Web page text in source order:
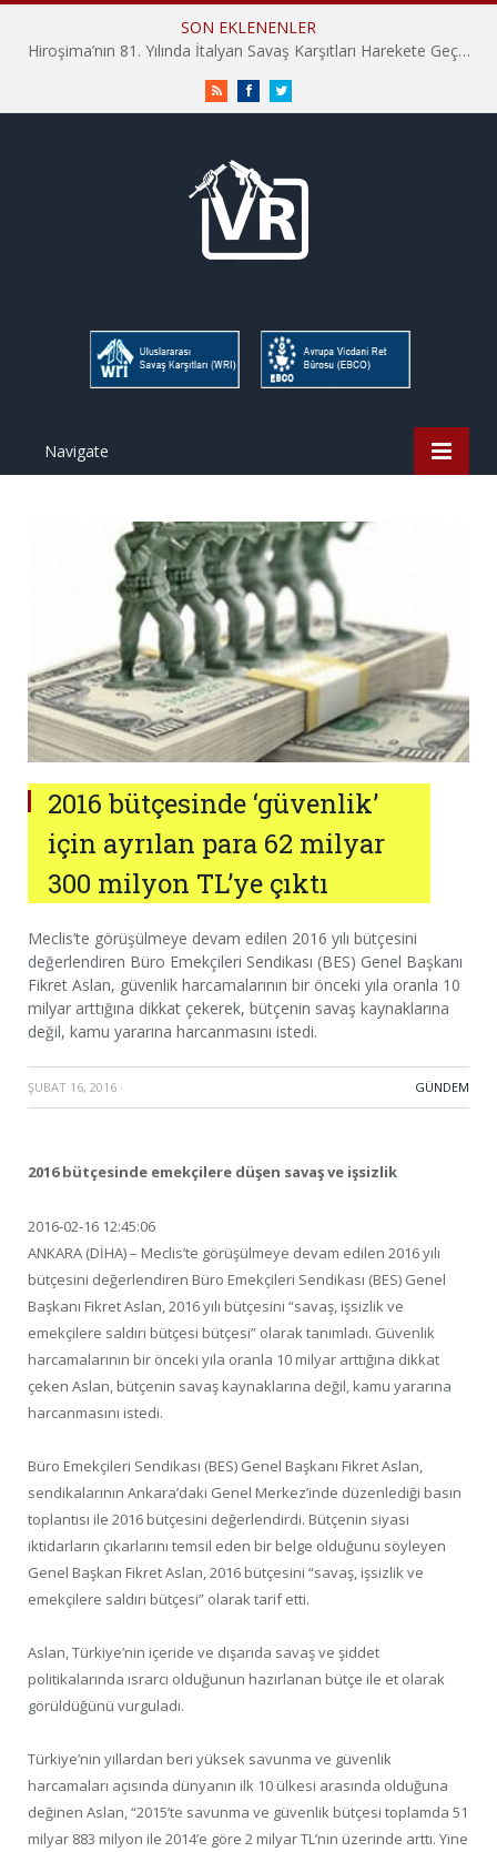
SON EKLENENLER
Hiroşima’nın 81. Yılında İtalyan Savaş Karşıtları Harekete Geçti: “Hatırlamak yeterli değil”
RSS FacebookTwitter
Navigate
2016 bütçesinde ‘güvenlik’
için ayrılan para 62 milyar
300 milyon TL’ye çıktı
Meclis’te görüşülmeye devam edilen 2016 yılı bütçesini
değerlendiren Büro Emekçileri Sendikası (BES) Genel Başkanı
Fikret Aslan, güvenlik harcamalarının bir önceki yıla oranla 10
milyar arttığına dikkat çekerek, bütçenin savaş kaynaklarına
değil, kamu yararına harcanmasını istedi.
ŞUBAT 16, 2016 · GÜNDEM
2016 bütçesinde emekçilere düşen savaş ve işsizlik
2016-02-16 12:45:06
ANKARA (DİHA) – Meclis’te görüşülmeye devam edilen 2016 yılı
bütçesini değerlendiren Büro Emekçileri Sendikası (BES) Genel
Başkanı Fikret Aslan, 2016 yılı bütçesini “savaş, işsizlik ve
emekçilere saldırı bütçesi bütçesi” olarak tanımladı. Güvenlik
harcamalarının bir önceki yıla oranla 10 milyar arttığına dikkat
çeken Aslan, bütçenin savaş kaynaklarına değil, kamu yararına
harcanmasını istedi.
Büro Emekçileri Sendikası (BES) Genel Başkanı Fikret Aslan,
sendikalarının Ankara’daki Genel Merkez’inde düzenlediği basın
toplantısı ile 2016 bütçesini değerlendirdi. Bütçenin siyasi
iktidarların çıkarlarını temsil eden bir belge olduğunu söyleyen
Genel Başkan Fikret Aslan, 2016 bütçesini “savaş, işsizlik ve
emekçilere saldırı bütçesi” olarak tarif etti.
Aslan, Türkiye’nin içeride ve dışarıda savaş ve şiddet
politikalarında ısrarcı olduğunun hazırlanan bütçe ile et olarak
görüldüğünü vurguladı.
Türkiye’nin yıllardan beri yüksek savunma ve güvenlik
harcamaları açısında dünyanın ilk 10 ülkesi arasında olduğuna
değinen Aslan, “2015’te savunma ve güvenlik bütçesi toplamda 51
milyar 883 milyon ile 2014’e göre 2 milyar TL’nin üzerinde arttı. Yine